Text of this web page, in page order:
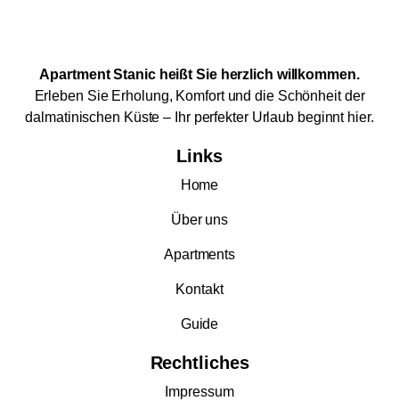
Apartment Stanic heißt Sie herzlich willkommen.
Erleben Sie Erholung, Komfort und die Schönheit der
dalmatinischen Küste – Ihr perfekter Urlaub beginnt hier.
Links
Home
Über uns
Apartments
Kontakt
Guide
Rechtliches
Impressum